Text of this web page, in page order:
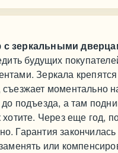
зеркальными
будущих
Зеркала
моментально
подъезда, а там
Через еще год,
Гарантия
или